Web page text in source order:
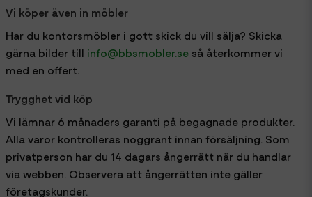
Vi köper även in möbler
Har du kontorsmöbler i gott skick du vill sälja? Skicka
gärna bilder till info@bbsmobler.se så återkommer vi
med en offert.
Trygghet vid köp
Vi lämnar 6 månaders garanti på begagnade produkter.
Alla varor kontrolleras noggrant innan försäljning. Som
privatperson har du 14 dagars ångerrätt när du handlar
via webben. Observera att ångerrätten inte gäller
företagskunder.